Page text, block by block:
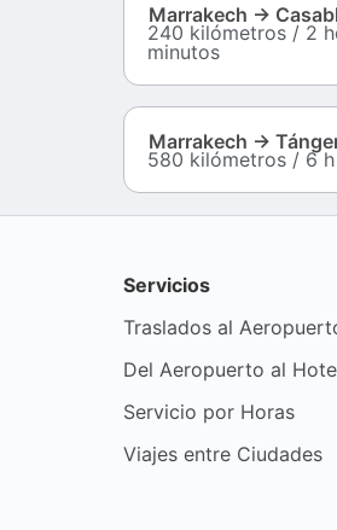
Marrakech →
240 kilómetros / 2
minutos
Marrakech →
580 kilómetros / 6
Servicios
Traslados al
Del Aeropuerto al
Servicio por Horas
Viajes entre Ciudades